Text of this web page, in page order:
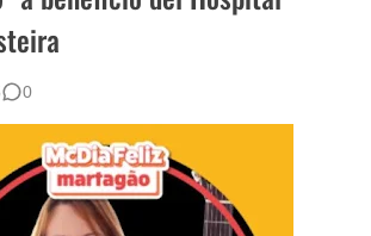
los cuadros de negras africanas?
del arte en pintura surrealista
0